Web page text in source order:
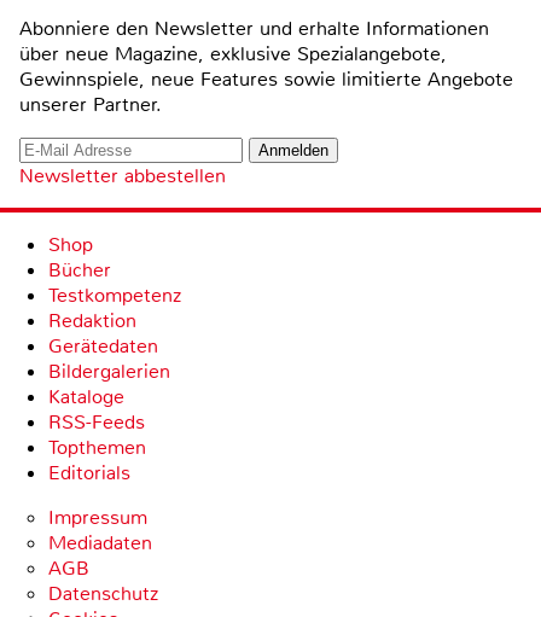
Abonniere den Newsletter und erhalte Informationen
über neue Magazine, exklusive Spezialangebote,
Gewinnspiele, neue Features sowie limitierte Angebote
unserer Partner.
Newsletter abbestellen
Shop
Bücher
Testkompetenz
Redaktion
Gerätedaten
Bildergalerien
Kataloge
RSS-Feeds
Topthemen
Editorials
Impressum
Mediadaten
AGB
Datenschutz